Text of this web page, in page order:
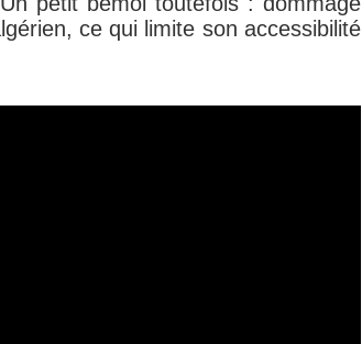
ce qui limite son accessibilité